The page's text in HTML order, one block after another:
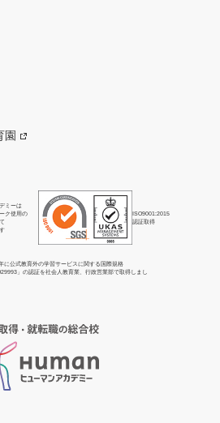
園
ミーは
ク使用の
ISO9001:2015
認証取得
に公式教育外の学習サービスに関する国際規格
」の認証を社会人教育業、行政営業部で取得しまし